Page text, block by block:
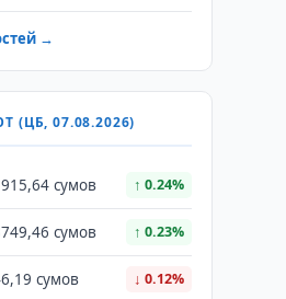
→
(ЦБ, 07.08.2026)
сумов ↑ 0.24%
сумов ↑ 0.23%
сумов ↓ 0.12%